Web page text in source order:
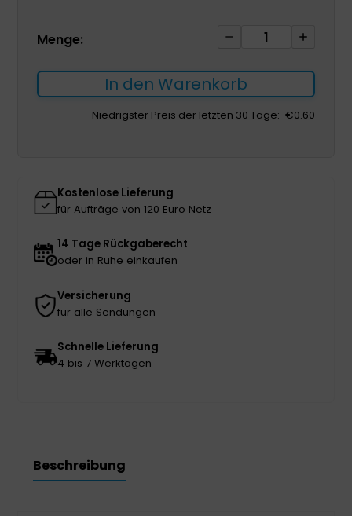
Menge:
Kohäsives
5cm*4.5m
1Stk.
blau
In den Warenkorb
Niedrigster Preis der letzten 30 Tage: €0.60
Kostenlose Lieferung
für Aufträge von 120 Euro Netz
14 Tage Rückgaberecht
oder in Ruhe einkaufen
Versicherung
für alle Sendungen
Schnelle Lieferung
4 bis 7 Werktagen
Beschreibung